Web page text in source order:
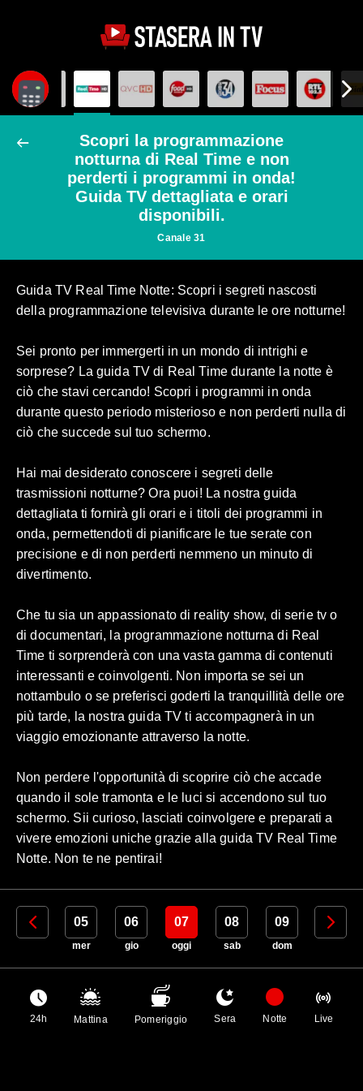
Scopri la programmazione
notturna di Real Time e non
perderti i programmi in onda!
Guida TV dettagliata e orari
disponibili.
Canale 31
Guida TV Real Time Notte: Scopri i segreti nascosti
della programmazione televisiva durante le ore notturne!
Sei pronto per immergerti in un mondo di intrighi e
sorprese? La guida TV di Real Time durante la notte è
ciò che stavi cercando! Scopri i programmi in onda
durante questo periodo misterioso e non perderti nulla di
ciò che succede sul tuo schermo.
Hai mai desiderato conoscere i segreti delle
trasmissioni notturne? Ora puoi! La nostra guida
dettagliata ti fornirà gli orari e i titoli dei programmi in
onda, permettendoti di pianificare le tue serate con
precisione e di non perderti nemmeno un minuto di
divertimento.
Che tu sia un appassionato di reality show, di serie tv o
di documentari, la programmazione notturna di Real
Time ti sorprenderà con una vasta gamma di contenuti
interessanti e coinvolgenti. Non importa se sei un
nottambulo o se preferisci goderti la tranquillità delle ore
più tarde, la nostra guida TV ti accompagnerà in un
viaggio emozionante attraverso la notte.
Non perdere l'opportunità di scoprire ciò che accade
quando il sole tramonta e le luci si accendono sul tuo
schermo. Sii curioso, lasciati coinvolgere e preparati a
vivere emozioni uniche grazie alla guida TV Real Time
Notte. Non te ne pentirai!
04 05
mer
06
gio
07
oggi
08
sab
09
dom
10
24h Mattina Pomeriggio Sera Notte Live